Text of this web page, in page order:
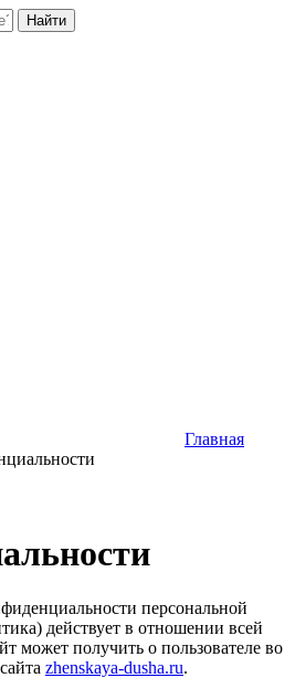
Найти
Главная
персональной
действует в отношении всей
может получить о пользователе во
zhenskaya-dusha.ru.